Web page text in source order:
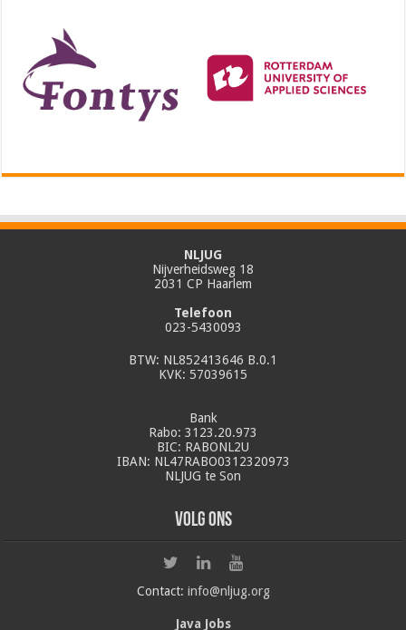
NLJUG
Nijverheidsweg 18
2031 CP Haarlem
Telefoon
023-5430093
BTW: NL852413646 B.0.1
KVK: 57039615
Bank
Rabo: 3123.20.973
BIC: RABONL2U
IBAN: NL47RABO0312320973
NLJUG te Son
Volg ons
Contact: info@nljug.org
Java Jobs